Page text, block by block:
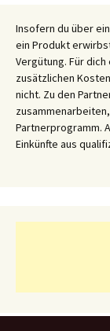
Insofern du über
ein Produkt
Vergütung. Für
zusätzlichen
nicht. Zu den
Partnerprogramm.
Einkünfte aus